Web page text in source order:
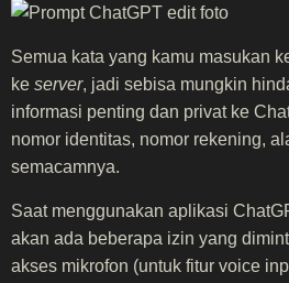
Semua kata yang kamu masukan
ke server, jadi sebisa mungkin
informasi penting dan privat ke
nomor identitas, nomor rekening,
semacamnya.
Saat menggunakan aplikasi
akan ada beberapa izin yang
akses mikrofon (untuk fitur voice